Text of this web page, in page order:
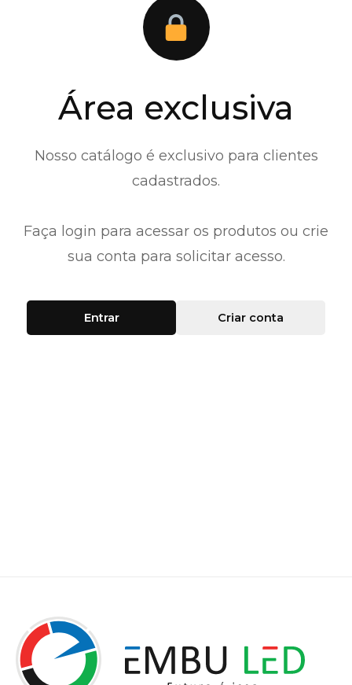
Área exclusiva
Nosso catálogo é exclusivo para clientes
cadastrados.
Faça login para acessar os produtos ou crie
sua conta para solicitar acesso.
Entrar Criar conta